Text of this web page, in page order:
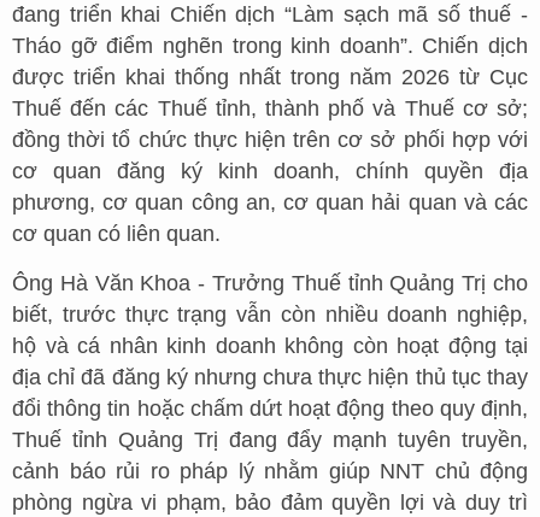
đang triển khai Chiến dịch “Làm sạch mã số thuế -
Tháo gỡ điểm nghẽn trong kinh doanh”. Chiến dịch
được triển khai thống nhất trong năm 2026 từ Cục
Thuế đến các Thuế tỉnh, thành phố và Thuế cơ sở;
đồng thời tổ chức thực hiện trên cơ sở phối hợp với
cơ quan đăng ký kinh doanh, chính quyền địa
phương, cơ quan công an, cơ quan hải quan và các
cơ quan có liên quan.
Ông Hà Văn Khoa - Trưởng Thuế tỉnh Quảng Trị cho
biết, trước thực trạng vẫn còn nhiều doanh nghiệp,
hộ và cá nhân kinh doanh không còn hoạt động tại
địa chỉ đã đăng ký nhưng chưa thực hiện thủ tục thay
đổi thông tin hoặc chấm dứt hoạt động theo quy định,
Thuế tỉnh Quảng Trị đang đẩy mạnh tuyên truyền,
cảnh báo rủi ro pháp lý nhằm giúp NNT chủ động
phòng ngừa vi phạm, bảo đảm quyền lợi và duy trì